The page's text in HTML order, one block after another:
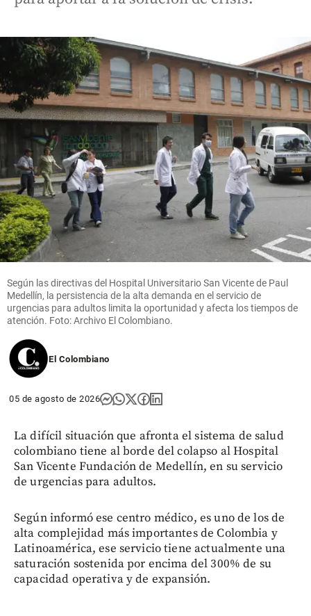
Según las directivas del Hospital Universitario San Vicente de Paul
Medellín, la persistencia de la alta demanda en el servicio de
urgencias para adultos limita la oportunidad y afecta los tiempos de
atención. Foto: Archivo El Colombiano.
El Colombiano
05 de agosto de 2026
La difícil situación que afronta el sistema de salud
colombiano tiene al borde del colapso al Hospital
San Vicente Fundación de Medellín, en su servicio
de urgencias para adultos.
Según informó ese centro médico, es uno de los de
alta complejidad más importantes de Colombia y
Latinoamérica, ese servicio tiene actualmente una
saturación sostenida por encima del 300% de su
capacidad operativa y de expansión.